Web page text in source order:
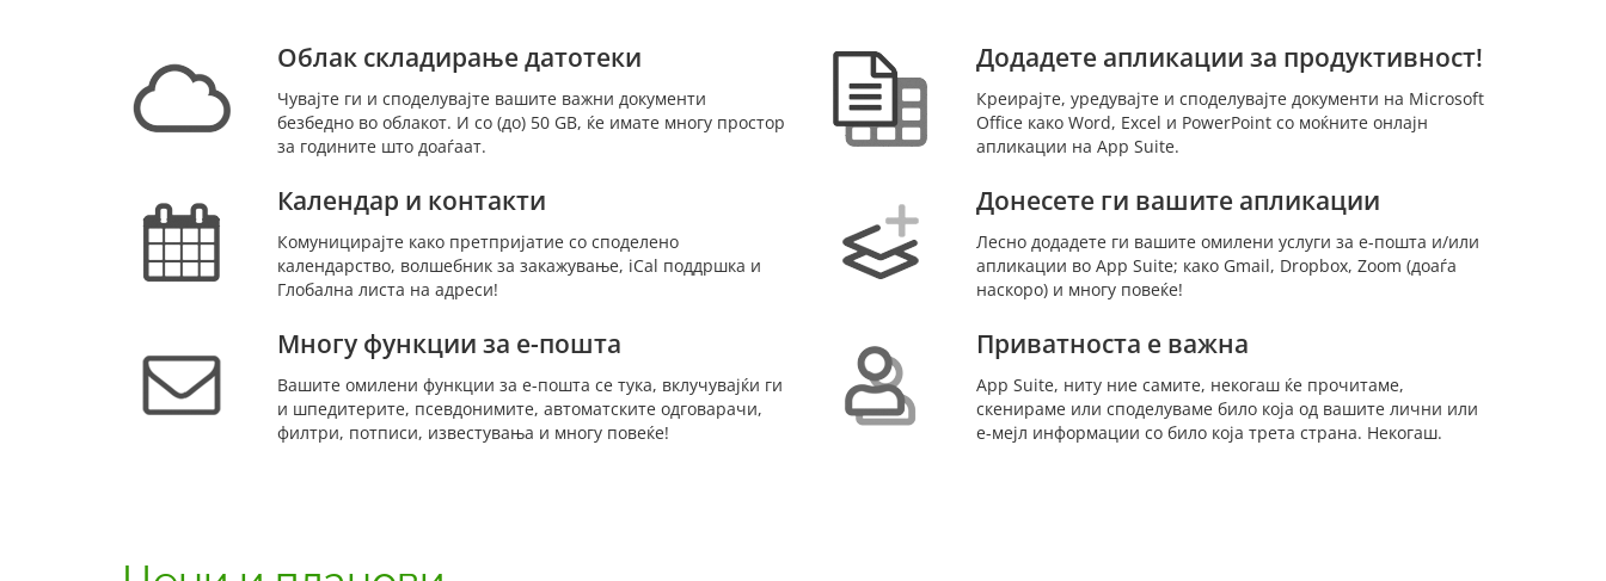
Облак складирање датотеки
Чувајте ги и споделувајте вашите важни документи
безбедно во облакот. И со (до) 50 GB, ќе имате многу простор
за годините што доаѓаат.
Календар и контакти
Комуницирајте како претпријатие со споделено
календарство, волшебник за закажување, iCal поддршка и
Глобална листа на адреси!
Многу функции за е-пошта
Вашите омилени функции за е-пошта се тука, вклучувајќи ги
и шпедитерите, псевдонимите, автоматските одговарачи,
филтри, потписи, известувања и многу повеќе!
Додадете апликации за продуктивност!
Креирајте, уредувајте и споделувајте документи на Microsoft
Office како Word, Excel и PowerPoint со моќните онлајн
апликации на App Suite.
Донесете ги вашите апликации
Лесно додадете ги вашите омилени услуги за е-пошта и/или
апликации во App Suite; како Gmail, Dropbox, Zoom (доаѓа
наскоро) и многу повеќе!
Приватноста е важна
App Suite, ниту ние самите, некогаш ќе прочитаме,
скенираме или споделуваме било која од вашите лични или
е-мејл информации со било која трета страна. Некогаш.